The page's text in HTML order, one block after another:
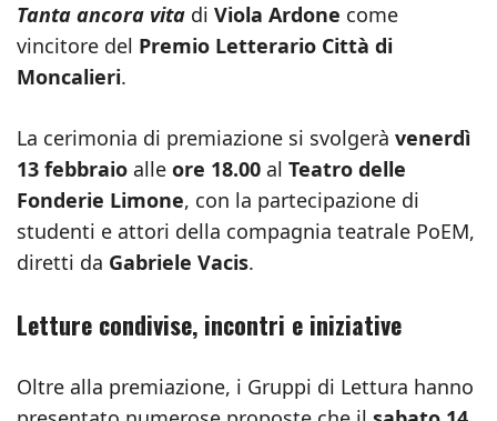
Tanta ancora vita di Viola Ardone come
vincitore del Premio Letterario Città di
Moncalieri.
La cerimonia di premiazione si svolgerà venerdì
13 febbraio alle ore 18.00 al Teatro delle
Fonderie Limone, con la partecipazione di
studenti e attori della compagnia teatrale PoEM,
diretti da Gabriele Vacis.
Letture condivise, incontri e iniziative
Oltre alla premiazione, i Gruppi di Lettura hanno